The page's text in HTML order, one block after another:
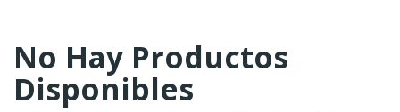
No Hay Productos
Disponibles